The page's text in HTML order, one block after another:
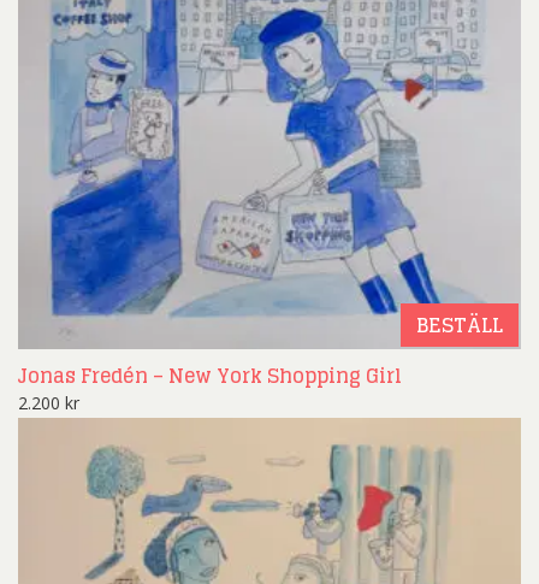
BESTÄLL
Jonas Fredén – New York Shopping Girl
2.200 kr